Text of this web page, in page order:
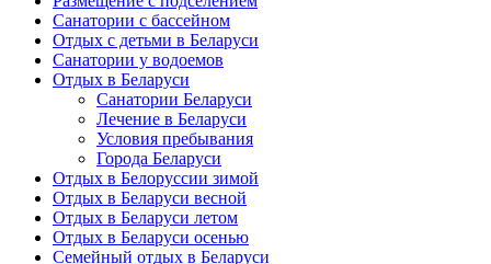
Санатории с бассейном
Отдых с детьми в Беларуси
Санатории у водоемов
Отдых в Беларуси
Санатории Беларуси
Лечение в Беларуси
Условия пребывания
Города Беларуси
Отдых в Белоруссии зимой
Отдых в Беларуси весной
Отдых в Беларуси летом
Отдых в Беларуси осенью
Семейный отдых в Беларуси